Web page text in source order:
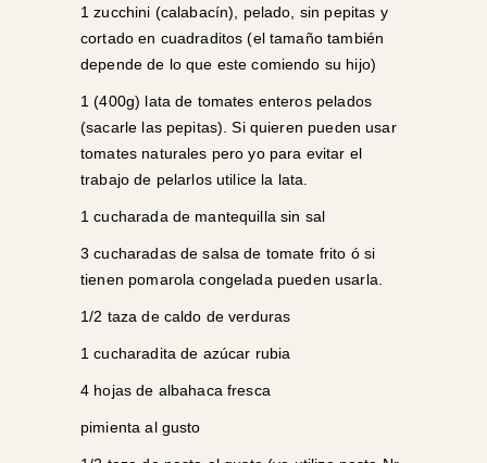
1 zucchini (calabacín), pelado, sin pepitas y
cortado en cuadraditos (el tamaño también
depende de lo que este comiendo su hijo)
1 (400g) lata de tomates enteros pelados
(sacarle las pepitas). Si quieren pueden usar
tomates naturales pero yo para evitar el
trabajo de pelarlos utilice la lata.
1 cucharada de mantequilla sin sal
3 cucharadas de salsa de tomate frito ó si
tienen pomarola congelada pueden usarla.
1/2 taza de caldo de verduras
1 cucharadita de azúcar rubia
4 hojas de albahaca fresca
pimienta al gusto